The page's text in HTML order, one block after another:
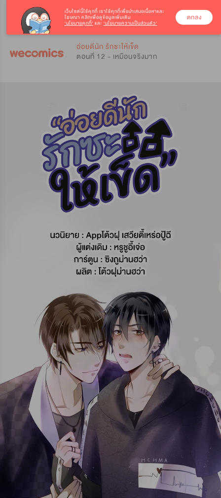
อ่อยดีนัก รักซะให้เข็ด
ตอนที่ 12 - เหมือนจริงมาก
เว็บไซต์นี้ใช้คุกกี้ เราใช้คุกกี้เพื่อนำเสนอเนื้อหาและ
โฆษณา คลิกเพื่อดูข้อมูลเพิ่มเติม
‘นโยบายคุกกี้’ และ ‘นโยบายความเป็นส่วนตัว’
ตกลง